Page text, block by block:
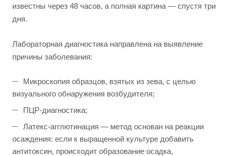
известны через 48 часов, а полная картина — спустя три
дня.
Лабораторная диагностика направлена на выявление
причины заболевания:
Микроскопия образцов, взятых из зева, с целью
визуального обнаружения возбудителя;
ПЦР-диагностика;
Латекс-агглютинация — метод основан на реакции
осаждения: если к выращенной культуре добавить
антитоксин, происходит образование осадка,